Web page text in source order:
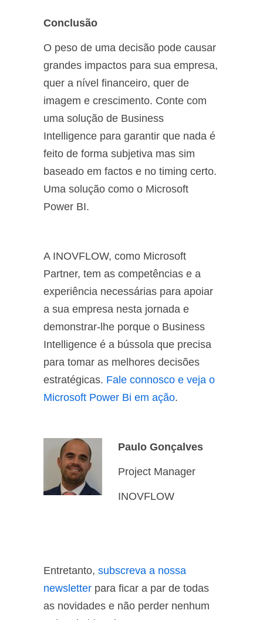
Conclusão
O peso de uma decisão pode causar
grandes impactos para sua empresa,
quer a nível financeiro, quer de
imagem e crescimento. Conte com
uma solução de Business
Intelligence para garantir que nada é
feito de forma subjetiva mas sim
baseado em factos e no timing certo.
Uma solução como o Microsoft
Power BI.
A INOVFLOW, como Microsoft
Partner, tem as competências e a
experiência necessárias para apoiar
a sua empresa nesta jornada e
demonstrar-lhe porque o Business
Intelligence é a bússola que precisa
para tomar as melhores decisões
estratégicas. Fale connosco e veja o
Microsoft Power Bi em ação.
Paulo Gonçalves
Project Manager
INOVFLOW
Entretanto, subscreva a nossa
newsletter para ficar a par de todas
as novidades e não perder nenhum